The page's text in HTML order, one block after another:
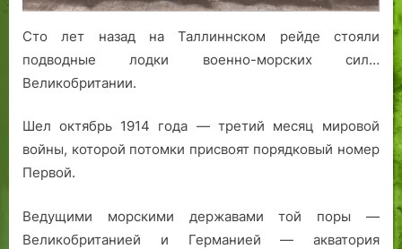
Сто лет назад на Таллиннском рейде стояли
подводные лодки военно-морских сил…
Великобритании.
Шел октябрь 1914 года — третий месяц мировой
войны, которой потомки присвоят порядковый номер
Первой.
Ведущими морскими державами той поры —
Великобританией и Германией — акватория